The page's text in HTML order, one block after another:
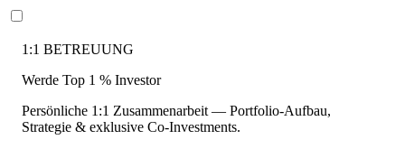
1:1 BETREUUNG
Werde Top 1 % Investor
Persönliche 1:1 Zusammenarbeit — Portfolio-Aufbau,
Strategie & exklusive Co-Investments.